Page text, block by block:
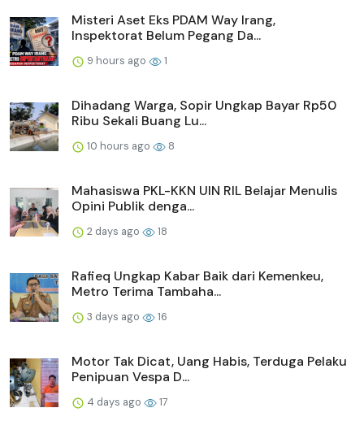
Misteri Aset Eks PDAM Way Irang,
Inspektorat Belum Pegang Da...
9 hours ago 1
Dihadang Warga, Sopir Ungkap Bayar Rp50
Ribu Sekali Buang Lu...
10 hours ago 8
Mahasiswa PKL-KKN UIN RIL Belajar Menulis
Opini Publik denga...
2 days ago 18
Rafieq Ungkap Kabar Baik dari Kemenkeu,
Metro Terima Tambaha...
3 days ago 16
Motor Tak Dicat, Uang Habis, Terduga Pelaku
Penipuan Vespa D...
4 days ago 17